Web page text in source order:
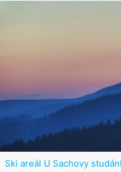
Ski areál U Sachovy